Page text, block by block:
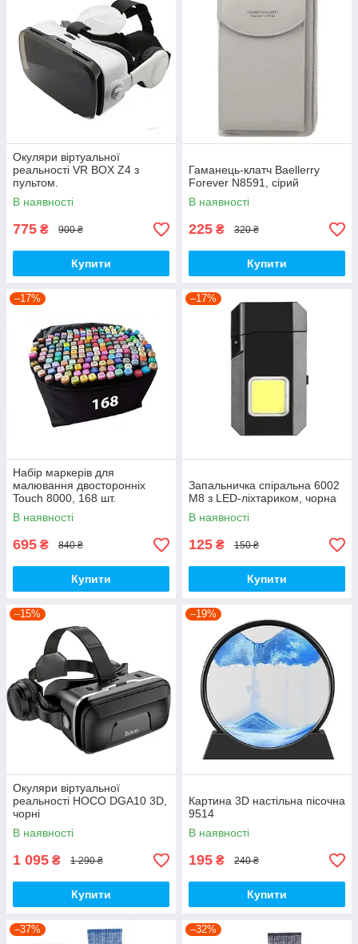
Окуляри віртуальної
реальності VR BOX Z4 з
пультом.
В наявності
775 ₴ 900 ₴
Купити
Гаманець-клатч Baellerry
Forever N8591, сірий
В наявності
225 ₴ 320 ₴
Купити
–17%
Набір маркерів для
малювання двосторонніх
Touch 8000, 168 шт.
В наявності
695 ₴ 840 ₴
Купити
–17%
Запальничка спіральна 6002
M8 з LED-ліхтариком, чорна
В наявності
125 ₴ 150 ₴
Купити
–15%
Окуляри віртуальної
реальності HOCO DGA10 3D,
чорні
В наявності
1 095 ₴ 1 290 ₴
Купити
–19%
Картина 3D настільна пісочна
9514
В наявності
195 ₴ 240 ₴
Купити
–37% –32%